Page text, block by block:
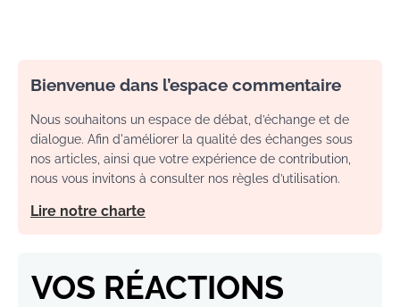
Bienvenue dans l’espace commentaire
Nous souhaitons un espace de débat, d’échange et de
dialogue. Afin d'améliorer la qualité des échanges sous
nos articles, ainsi que votre expérience de contribution,
nous vous invitons à consulter nos règles d’utilisation.
Lire notre charte
VOS RÉACTIONS